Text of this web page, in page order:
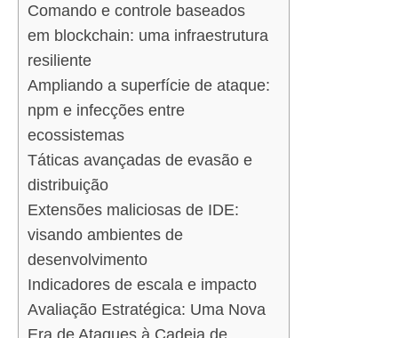
Comando e controle baseados
em blockchain: uma infraestrutura
resiliente
Ampliando a superfície de ataque:
npm e infecções entre
ecossistemas
Táticas avançadas de evasão e
distribuição
Extensões maliciosas de IDE:
visando ambientes de
desenvolvimento
Indicadores de escala e impacto
Avaliação Estratégica: Uma Nova
Era de Ataques à Cadeia de